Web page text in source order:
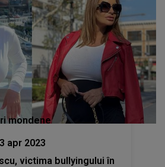
mondene
apr 2023
victima bullyingului în